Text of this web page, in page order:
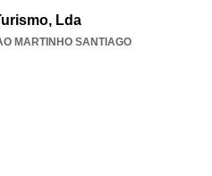
Lda
MARTINHO SANTIAGO